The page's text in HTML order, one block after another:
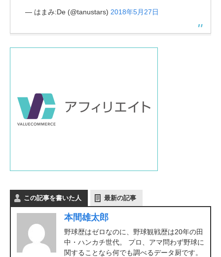
— はまみ:De (@tanustars) 2018年5月27日
この記事を書いた人 最新の記事
本間雄太郎
野球歴はゼロなのに、野球観戦歴は20年の田
中・ハンカチ世代。 プロ、アマ問わず野球に
関することなら何でも調べるデータ厨です。